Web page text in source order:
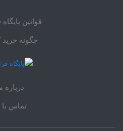
قوانین پایگاه
چگونه خرید
درباره
تماس با